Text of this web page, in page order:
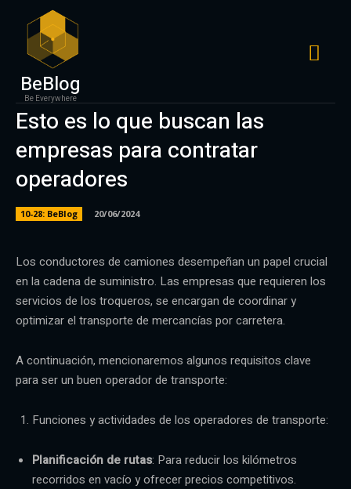
BeBlog
Be Everywhere
Esto es lo que buscan las
empresas para contratar
operadores
10-28: BeBlog 20/06/2024
Los conductores de camiones desempeñan un papel crucial
en la cadena de suministro. Las empresas que requieren los
servicios de los troqueros, se encargan de coordinar y
optimizar el transporte de mercancías por carretera.
A continuación, mencionaremos algunos requisitos clave
para ser un buen operador de transporte:
Funciones y actividades de los operadores de transporte:
Planificación de rutas: Para reducir los kilómetros
recorridos en vacío y ofrecer precios competitivos.